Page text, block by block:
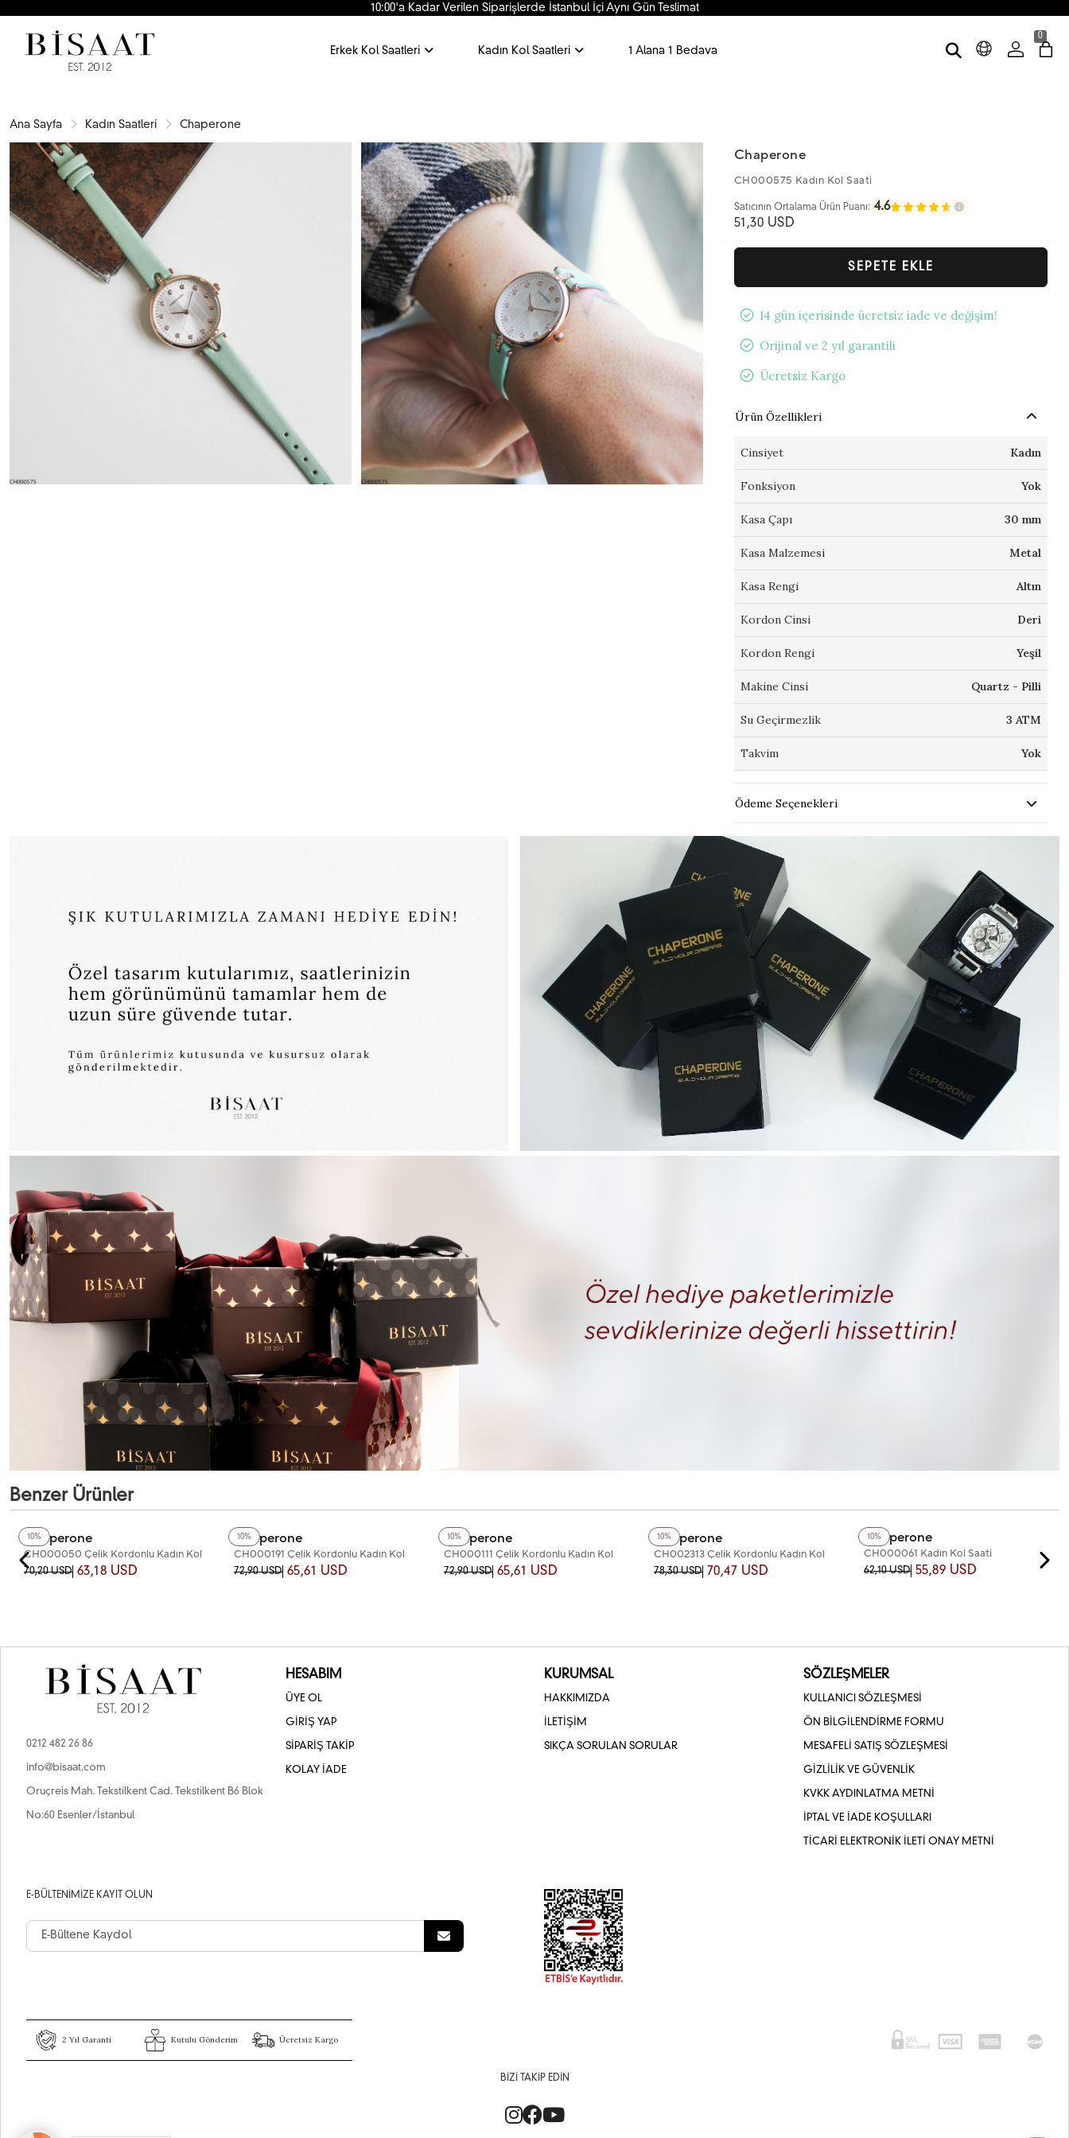
10:00'a Kadar Verilen Siparişlerde İstanbul İçi Aynı Gün Teslimat
Erkek Kol Saatleri Kadın Kol Saatleri 1 Alana 1 Bedava
0
Ana Sayfa Kadın Saatleri Chaperone
Chaperone
CH000575 Kadın Kol Saati
Satıcının Ortalama Ürün Puanı: 4.6
51,30 USD
SEPETE EKLE
14 gün içerisinde ücretsiz iade ve değişim!
Orijinal ve 2 yıl garantili
Ücretsiz Kargo
Ürün Özellikleri
Cinsiyet Kadın
Fonksiyon Yok
Kasa Çapı 30 mm
Kasa Malzemesi Metal
Kasa Rengi Altın
Kordon Cinsi Deri
Kordon Rengi Yeşil
Makine Cinsi Quartz - Pilli
Su Geçirmezlik 3 ATM
Takvim Yok
Ödeme Seçenekleri
Benzer Ürünler
10%
+2Renk
Chaperone
CH000050 Çelik Kordonlu Kadın Kol
Saati
70,20 USD 63,18 USD
10%
+4Renk
Chaperone
CH000191 Çelik Kordonlu Kadın Kol
Saati
72,90 USD 65,61 USD
10%
+4Renk
Chaperone
CH000111 Çelik Kordonlu Kadın Kol
Saati
72,90 USD 65,61 USD
10%
+4Renk
Chaperone
CH002313 Çelik Kordonlu Kadın Kol
Saati
78,30 USD 70,47 USD
10%
+4Renk
Chaperone
CH000061 Kadın Kol Saati
62,10 USD 55,89 USD
0212 482 26 86
info@bisaat.com
Oruçreis Mah. Tekstilkent Cad. Tekstilkent B6 Blok
No:60 Esenler/İstanbul
HESABIM
ÜYE OL
GİRİŞ YAP
SİPARİŞ TAKİP
KOLAY İADE
KURUMSAL
HAKKIMIZDA
İLETİŞİM
SIKÇA SORULAN SORULAR
SÖZLEŞMELER
KULLANICI SÖZLEŞMESİ
ÖN BİLGİLENDİRME FORMU
MESAFELİ SATIŞ SÖZLEŞMESİ
GİZLİLİK VE GÜVENLİK
KVKK AYDINLATMA METNİ
İPTAL VE İADE KOŞULLARI
TİCARİ ELEKTRONİK İLETİ ONAY METNİ
E-BÜLTENIMIZE KAYIT OLUN
2 Yıl Garanti Kutulu Gönderim Ücretsiz Kargo
BIZI TAKIP EDIN